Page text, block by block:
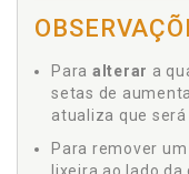
Para alterar a
setas de
atualiza que
Para remover